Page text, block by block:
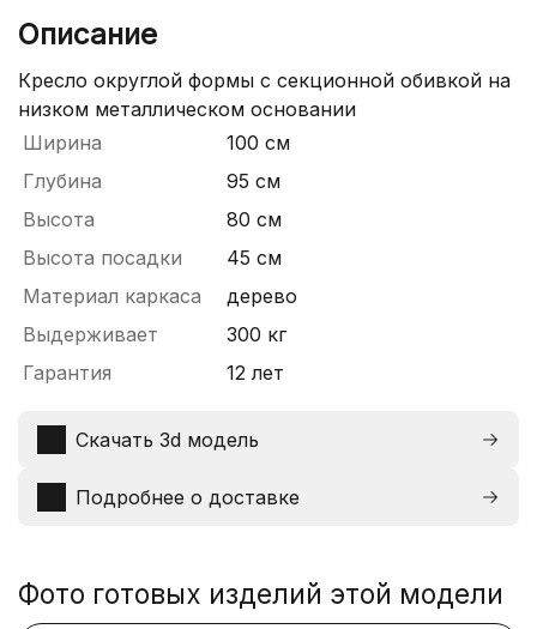
Описание
Кресло округлой формы с секционной обивкой на
низком металлическом основании
Ширина
100 см
Глубина
95 см
Высота
80 см
Высота посадки
45 см
Материал каркаса
дерево
Выдерживает
300 кг
Гарантия
12 лет
Скачать 3d модель
Подробнее о доставке
Фото готовых изделий этой модели